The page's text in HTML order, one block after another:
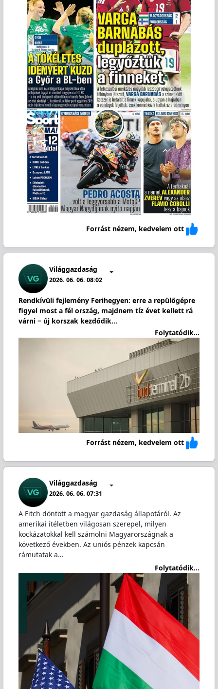
Forrást nézem, kedvelem ott
Világgazdaság
2026. 06. 06. 08:02
Rendkívüli fejlemény Ferihegyen: erre a repülőgépre
figyel most a fél ország, majdnem tíz évet kellett rá
várni − új korszak kezdődik…
Folytatódik...
Forrást nézem, kedvelem ott
Világgazdaság
2026. 06. 06. 07:31
A Fitch döntött a magyar gazdaság állapotáról. Az
amerikai ítéletben világosan szerepel, milyen
kockázatokkal kell számolni Magyarországnak a
következő években. Az uniós pénzek kapcsán
rámutatak a…
Folytatódik...